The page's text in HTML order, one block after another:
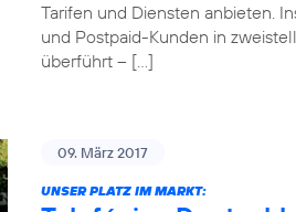
Tarifen und Diensten anbieten.
und Postpaid-Kunden in
überführt – […]
09. März 2017
UNSER PLATZ IM MARKT: